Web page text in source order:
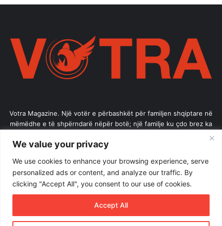
We value your privacy
We use cookies to enhance your browsing experience, serve
personalized ads or content, and analyze our traffic. By
clicking "Accept All", you consent to our use of cookies.
Accept All
Votra Magazine. Një votër e përbashkët për familjen shqiptare në
mëmëdhe e të shpërndarë nëpër botë; një familje ku çdo brez ka
Enter
Email